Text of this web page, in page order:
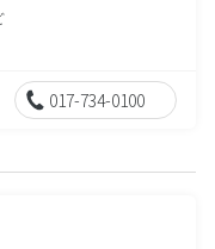
017-734-0100